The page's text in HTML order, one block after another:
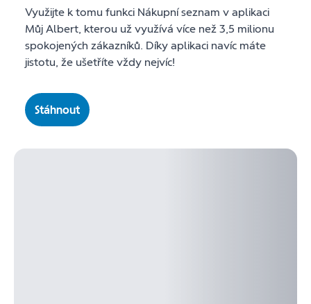
Využijte k tomu funkci Nákupní seznam v aplikaci
Můj Albert, kterou už využívá více než 3,5 milionu
spokojených zákazníků. Díky aplikaci navíc máte
jistotu, že ušetříte vždy nejvíc!
Stáhnout